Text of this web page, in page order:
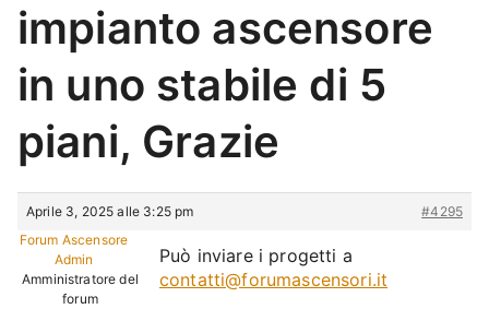
impianto ascensore
in uno stabile di 5
piani, Grazie
Aprile 3, 2025 alle 3:25 pm
#4295
Forum Ascensore
Admin
Amministratore del
forum
Può inviare i progetti a
contatti@forumascensori.it